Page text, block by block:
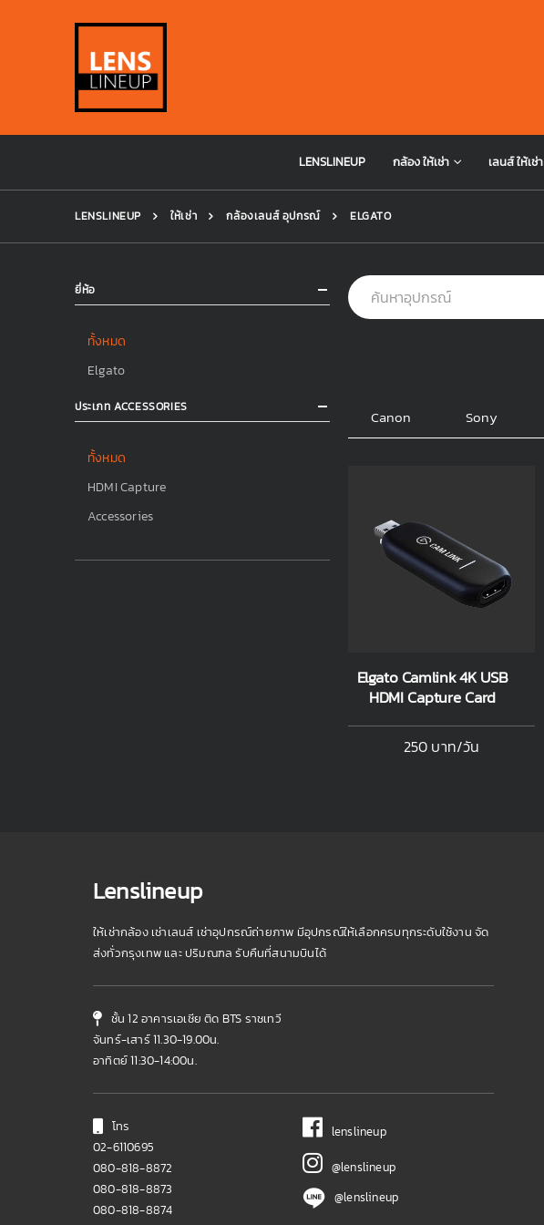
LENSLINEUP กล้อง ให้เช่า เลนส์ ให้เช่า
LENSLINEUP ให้เช่า กล้องเลนส์ อุปกรณ์ ELGATO
Canon Sony
Elgato Camlink 4K USB
HDMI Capture Card
250 บาท/วัน
ยี่ห้อ
ทั้งหมด
Elgato
ประเภท ACCESSORIES
ทั้งหมด
HDMI Capture
Accessories
Lenslineup
ให้เช่ากล้อง เช่าเลนส์ เช่าอุปกรณ์ถ่ายภาพ มีอุปกรณ์ให้เลือกครบทุกระดับใช้งาน จัด
ส่งทั่วกรุงเทพ และ ปริมณฑล รับคืนที่สนามบินได้
ชั้น 12 อาคารเอเชีย ติด BTS ราชเทวี
จันทร์-เสาร์ 11.30-19.00น.
อาทิตย์ 11:30-14:00น.
โทร
02-6110695
080-818-8872
080-818-8873
080-818-8874
lenslineup
@lenslineup
@lenslineup